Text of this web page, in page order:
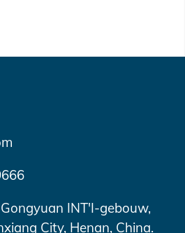
INT'I-gebouw,
City, Henan, China.